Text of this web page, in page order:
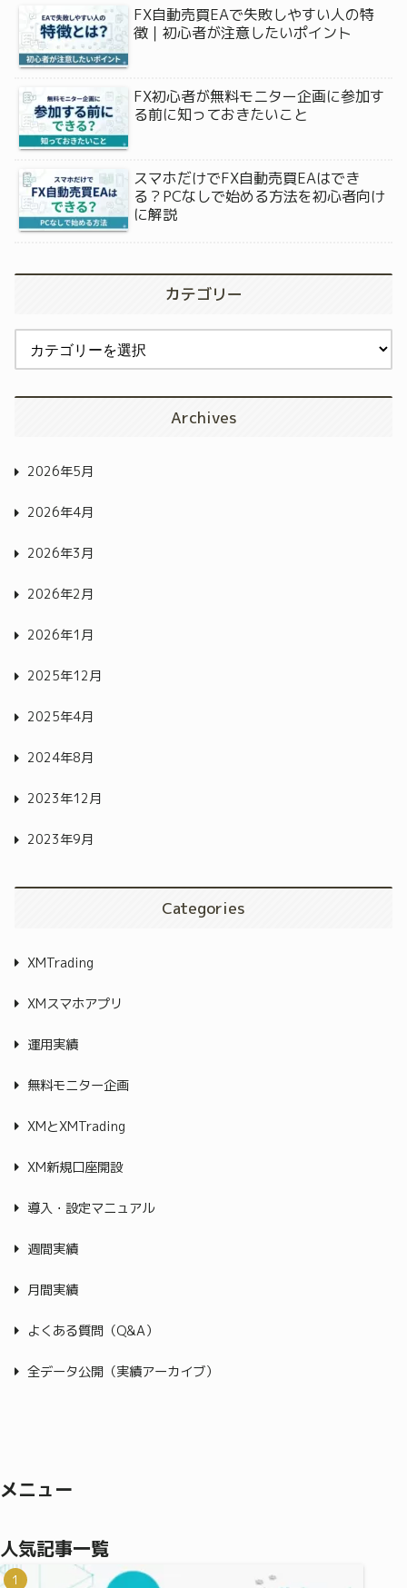
FX自動売買EAで失敗しやすい人の特
徴｜初心者が注意したいポイント
FX初心者が無料モニター企画に参加す
る前に知っておきたいこと
スマホだけでFX自動売買EAはでき
る？PCなしで始める方法を初心者向け
に解説
カテゴリー
Archives
2026年5月
2026年4月
2026年3月
2026年2月
2026年1月
2025年12月
2025年4月
2024年8月
2023年12月
2023年9月
Categories
XMTrading
XMスマホアプリ
運用実績
無料モニター企画
XMとXMTrading
XM新規口座開設
導入・設定マニュアル
週間実績
月間実績
よくある質問（Q&A）
全データ公開（実績アーカイブ）
メニュー
人気記事一覧